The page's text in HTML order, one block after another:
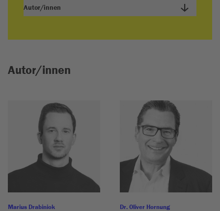
Autor/innen
Autor/innen
Marius Drabiniok
Dr. Oliver Hornung